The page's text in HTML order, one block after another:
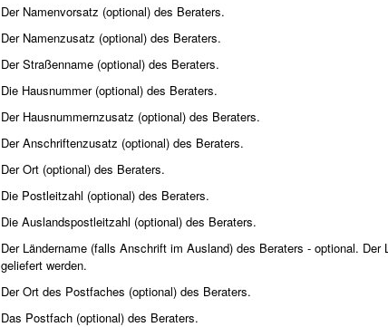
Der Namenvorsatz (optional) des Beraters.
Der Namenzusatz (optional) des Beraters.
Der Straßenname (optional) des Beraters.
Die Hausnummer (optional) des Beraters.
Der Hausnummernzusatz (optional) des Beraters.
Der Anschriftenzusatz (optional) des Beraters.
Der Ort (optional) des Beraters.
Die Postleitzahl (optional) des Beraters.
Die Auslandspostleitzahl (optional) des Beraters.
Der Ländername (falls Anschrift im Ausland) des Beraters - optional.
geliefert werden.
Der Ort des Postfaches (optional) des Beraters.
Das Postfach (optional) des Beraters.